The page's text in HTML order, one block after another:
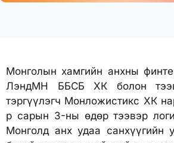
Монголын хамгийн анхны
ЛэндМН ББСБ ХК болон
тэргүүлэгч Монложистикс ХК
р сарын 3-ны өдөр тээвэр
Монголд анх удаа санхүүгийн